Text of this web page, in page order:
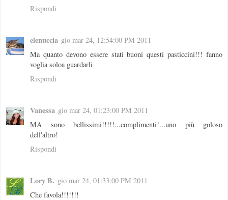
Rispondi
elenuccia gio mar 24, 12:54:00 PM 2011
Ma quanto devono essere stati buoni questi pasticcini!!! fanno
voglia soloa guardarli
Rispondi
Vanessa gio mar 24, 01:23:00 PM 2011
MA sono bellissimi!!!!!...complimenti!...uno più goloso
dell'altro!
Rispondi
Lory B. gio mar 24, 01:33:00 PM 2011
Che favola!!!!!!!